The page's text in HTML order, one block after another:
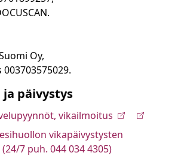
Oy,
päivystys
vikailmoitus
vikapäivystysten
7 puh. 044 034 4305)